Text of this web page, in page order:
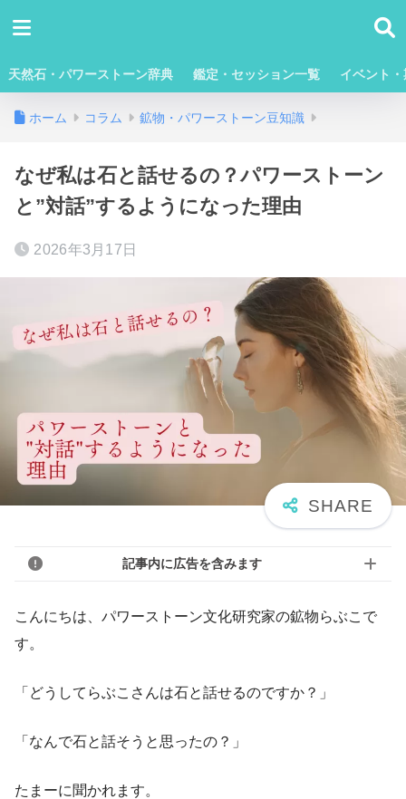
天然石・パワーストーン辞典 鑑定・セッション一覧 イベント
ホーム コラム 鉱物・パワーストーン豆知識
なぜ私は石と話せるの？パワーストーン
と”対話”するようになった理由
2026年3月17日
記事内に広告を含みます
こんにちは、パワーストーン文化研究家の鉱物らぶこで
す。
「どうしてらぶこさんは石と話せるのですか？」
「なんで石と話そうと思ったの？」
たまーに聞かれます。